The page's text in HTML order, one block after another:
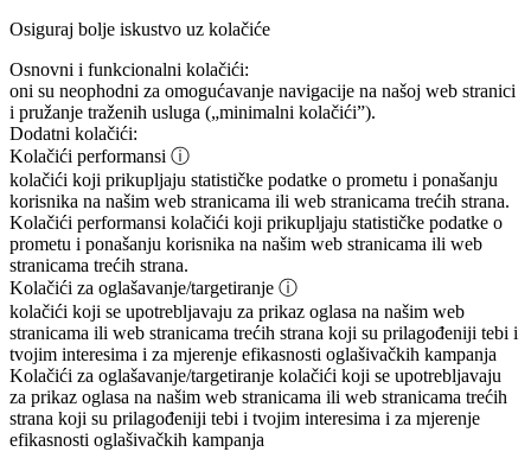
Osiguraj bolje iskustvo uz kolačiće
Osnovni i funkcionalni kolačići:
oni su neophodni za omogućavanje navigacije na našoj web stranici
i pružanje traženih usluga („minimalni kolačići”).
Dodatni kolačići:
Kolačići performansi ⓘ
kolačići koji prikupljaju statističke podatke o prometu i ponašanju
korisnika na našim web stranicama ili web stranicama trećih strana.
Kolačići performansi kolačići koji prikupljaju statističke podatke o
prometu i ponašanju korisnika na našim web stranicama ili web
stranicama trećih strana.
Kolačići za oglašavanje/targetiranje ⓘ
kolačići koji se upotrebljavaju za prikaz oglasa na našim web
stranicama ili web stranicama trećih strana koji su prilagođeniji tebi i
tvojim interesima i za mjerenje efikasnosti oglašivačkih kampanja
Kolačići za oglašavanje/targetiranje kolačići koji se upotrebljavaju
za prikaz oglasa na našim web stranicama ili web stranicama trećih
strana koji su prilagođeniji tebi i tvojim interesima i za mjerenje
efikasnosti oglašivačkih kampanja